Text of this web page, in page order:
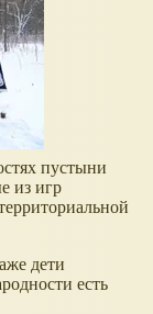
пустыни
из игр
дети
есть